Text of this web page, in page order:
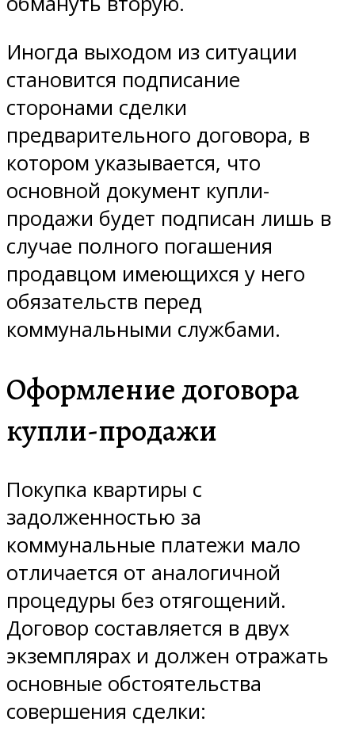
Иногда выходом из ситуации
становится подписание
сторонами сделки
предварительного договора, в
котором указывается, что
основной документ купли-
продажи будет подписан лишь в
случае полного погашения
продавцом имеющихся у него
обязательств перед
коммунальными службами.
Оформление договора
купли-продажи
Покупка квартиры с
задолженностью за
коммунальные платежи мало
отличается от аналогичной
процедуры без отягощений.
Договор составляется в двух
экземплярах и должен отражать
основные обстоятельства
совершения сделки: